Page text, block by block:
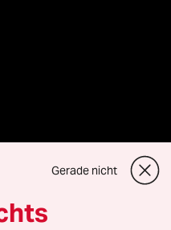
Gerade nicht